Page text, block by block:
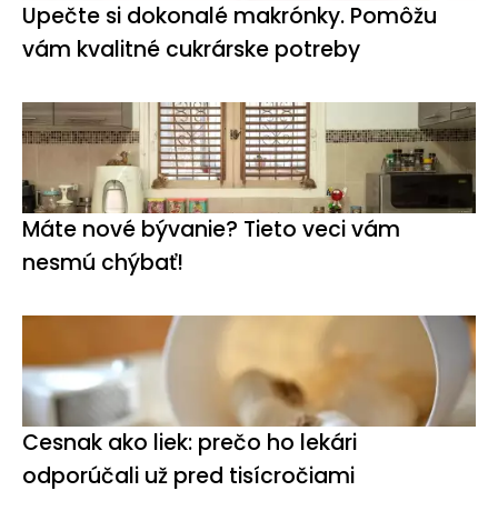
Upečte si dokonalé makrónky. Pomôžu
vám kvalitné cukrárske potreby
Máte nové bývanie? Tieto veci vám
nesmú chýbať!
Cesnak ako liek: prečo ho lekári
odporúčali už pred tisícročiami